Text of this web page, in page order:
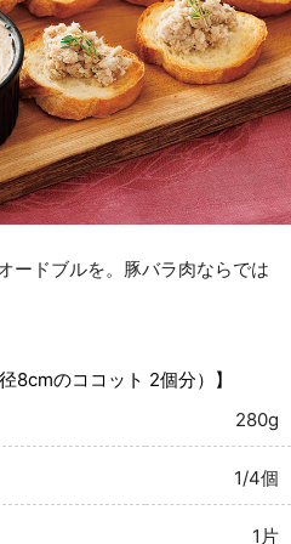
ードブルを。豚バラ肉ならでは
8cmのココット 2個分）】
280g
1/4個
1片